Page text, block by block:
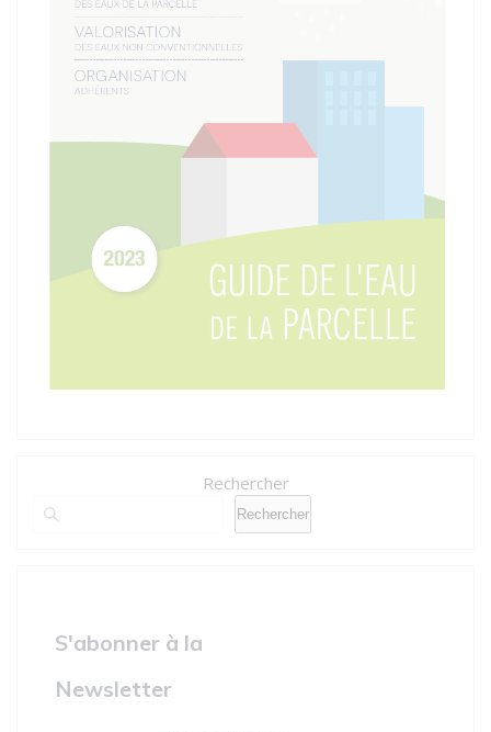
Rechercher
Rechercher
S'abonner à la
Newsletter